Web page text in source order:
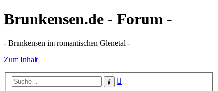
Brunkensen.de - Forum -
- Brunkensen im romantischen Glenetal -
Zum Inhalt
Suche